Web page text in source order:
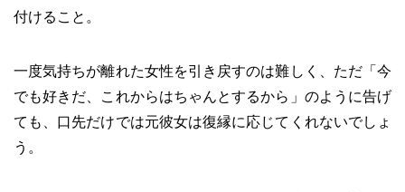
付けること。
一度気持ちが離れた女性を引き戻すのは難しく、ただ「今
でも好きだ、これからはちゃんとするから」のように告げ
ても、口先だけでは元彼女は復縁に応じてくれないでしょ
う。